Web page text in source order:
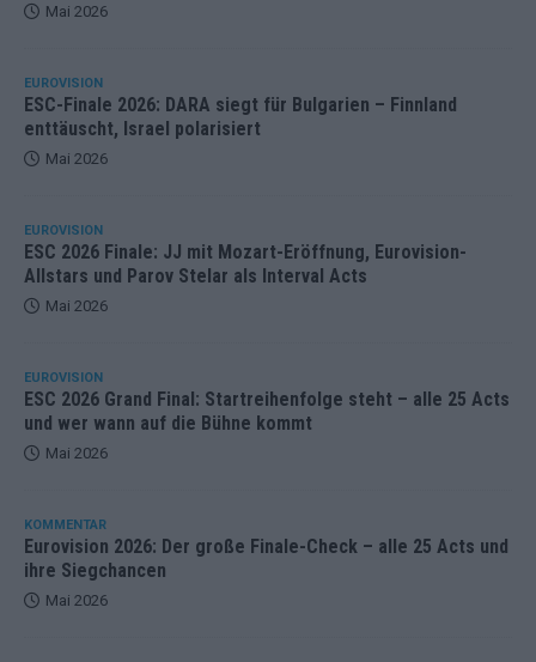
Mai 2026
EUROVISION
ESC-Finale 2026: DARA siegt für Bulgarien – Finnland
enttäuscht, Israel polarisiert
Mai 2026
EUROVISION
ESC 2026 Finale: JJ mit Mozart-Eröffnung, Eurovision-
Allstars und Parov Stelar als Interval Acts
Mai 2026
EUROVISION
ESC 2026 Grand Final: Startreihenfolge steht – alle 25 Acts
und wer wann auf die Bühne kommt
Mai 2026
KOMMENTAR
Eurovision 2026: Der große Finale-Check – alle 25 Acts und
ihre Siegchancen
Mai 2026